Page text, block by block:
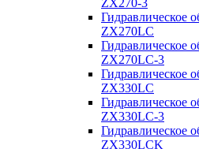
ZX270-3
Гидравлическое
ZX270LC
Гидравлическое
ZX270LC-3
Гидравлическое
ZX330LC
Гидравлическое
ZX330LC-3
Гидравлическое
ZX330LCK